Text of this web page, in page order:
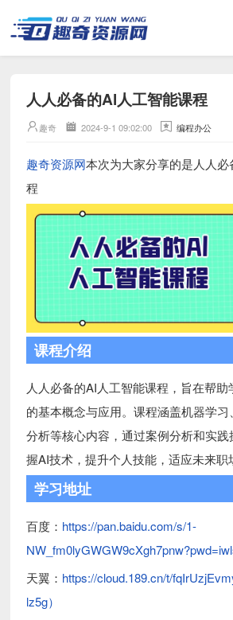
人人必备的Al人工智能课程
趣奇 2024-9-1 09:02:00 编程办公
趣奇资源网本次为大家分享的是人人
程
课程介绍
人人必备的AI人工智能课程，旨在帮
的基本概念与应用。课程涵盖机器学
分析等核心内容，通过案例分析和实
握AI技术，提升个人技能，适应未来职
学习地址
百度： https://pan.baidu.com/s/1-
天翼： https://cloud.189.cn/t/
lz5g）